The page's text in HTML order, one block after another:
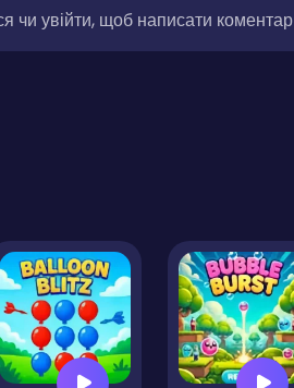
чи увійти, щоб написати коментар